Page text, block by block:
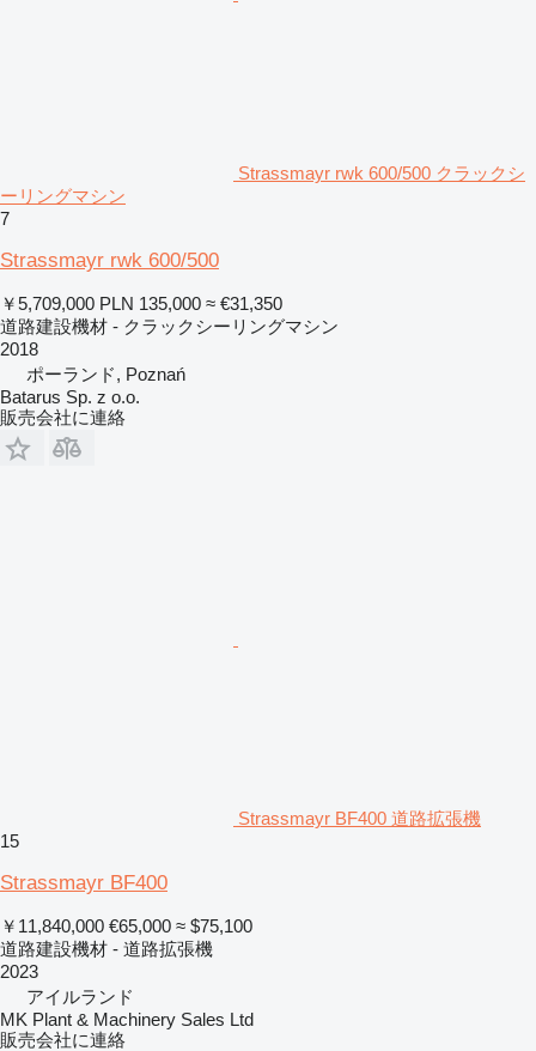
Strassmayr rwk 600/500 クラックシ
ーリングマシン
7
Strassmayr rwk 600/500
￥5,709,000 PLN 135,000 ≈ €31,350
道路建設機材 - クラックシーリングマシン
2018
ポーランド, Poznań
Batarus Sp. z o.o.
販売会社に連絡
Strassmayr BF400 道路拡張機
15
Strassmayr BF400
￥11,840,000 €65,000 ≈ $75,100
道路建設機材 - 道路拡張機
2023
アイルランド
MK Plant & Machinery Sales Ltd
販売会社に連絡